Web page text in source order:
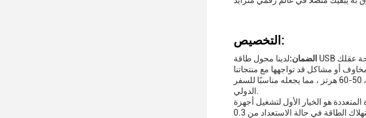
التخصيص:
الضمان:
تم تصميم المحول لمجموعة واسعة من الجهد ، مع مدخل التيار المتردد من 100-240 فولت ، 50-60 هرتز ، مما يجعله مناسبًا للسفر
كفاءة في استخدام الطاقة مع استهلاك الطاقة في حالة الاستعداد من 0.3W MAX فقط، تم تصميم شاحن منفذ USB الخاص بنا لتوفير